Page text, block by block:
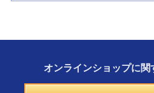
オンラインショップに関